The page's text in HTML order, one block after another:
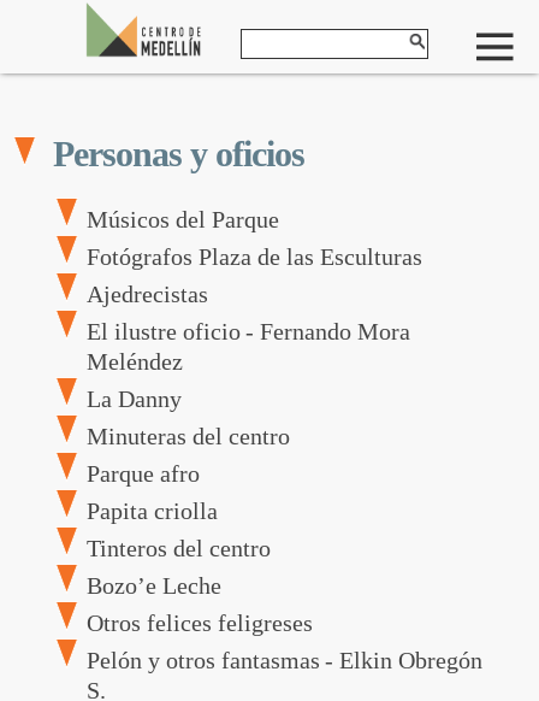
Personas y oficios
Músicos del Parque
Fotógrafos Plaza de las Esculturas
Ajedrecistas
El ilustre oficio- Fernando Mora
Meléndez
La Danny
Minuteras del centro
Parque afro
Papita criolla
Tinteros del centro
Bozo’e Leche
Otros felices feligreses
Pelón y otros fantasmas - Elkin Obregón
S.